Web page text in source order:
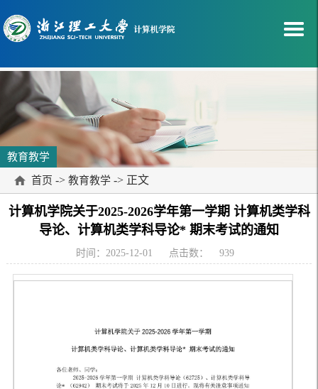
教育教学
首页 -> 教育教学 -> 正文
计算机学院关于2025-2026学年第一学期 计算机类学科
导论、计算机类学科导论* 期末考试的通知
时间：2025-12-01 点击数： 939